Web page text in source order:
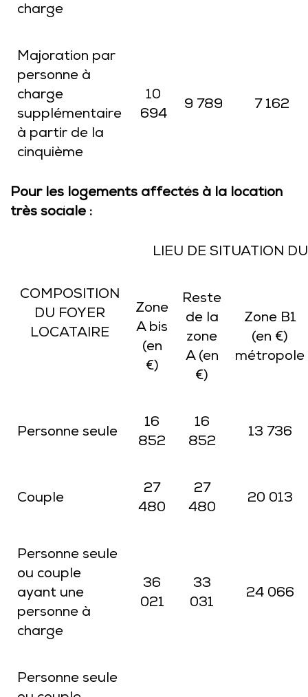
charge
Majoration par
personne à
charge
supplémentaire
à partir de la
cinquième
10
694
9 789 7 162
Pour les logements affectés à la location
très sociale :
COMPOSITION
DU FOYER
LOCATAIRE
LIEU DE SITUATION
Zone
A bis
(en
€)
Reste
de la
zone
A (en
€)
Zone B1
(en €)
métropole
Personne seule
16
852
16
852
13 736
Couple
27
480
27
480
20 013
Personne seule
ou couple
ayant une
personne à
charge
36
021
33
031
24 066
Personne seule